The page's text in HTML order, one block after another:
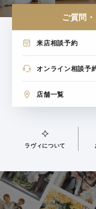
ご質問
来店相談予約
オンライン相談予
店舗一覧
ラヴィについて